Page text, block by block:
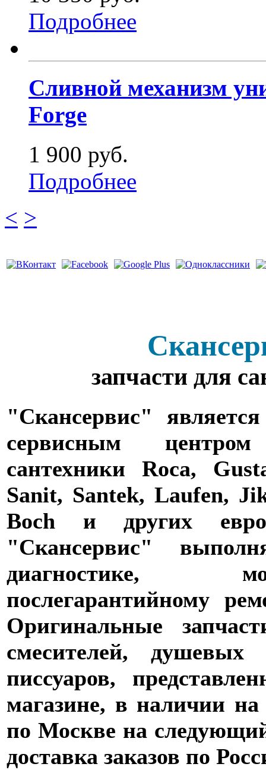
Подробнее
Сливной механизм
Forge
1 900 руб.
Подробнее
< >
запчасти для
"Скансервис"
сервисным
сантехники Roca,
Sanit, Santek, Laufen,
Boch и других
"Скансервис"
диагностике,
послегарантийному
Оригинальные
смесителей, душевых
писсуаров,
магазине, в наличии на
по Москве на
доставка заказов по